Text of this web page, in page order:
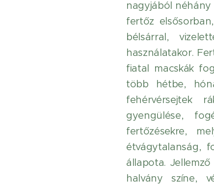
nagyjából néhány
fertőz
bélsárral,
használatakor.
fiatal macskák
több hétbe,
fehérvérsejtek
gyengülése,
fertőzésekre,
étvágytalanság,
állapota.
halvány színe,